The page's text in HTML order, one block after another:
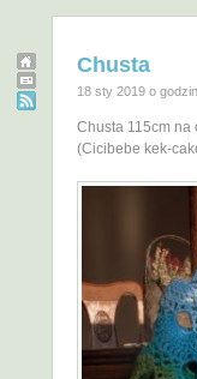
Chusta
18 sty 2019 o
Chusta 115cm na
(Cicibebe kek-